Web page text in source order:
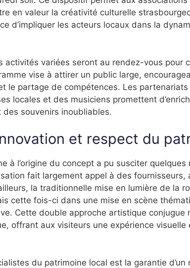
en valeur la créativité culturelle
d’impliquer les acteurs locaux dans la
activités variées seront au rendez-vous pour
vise à attirer un public large,
le partage de compétences. Les partenariats
locales et des musiciens promettent
souvenirs inoubliables.
et respect du
à l’origine du concept a pu susciter quelques
fait largement appel à des fournisseurs,
la traditionnelle mise en lumière de la
cette fois-ci dans une mise en scène
Cette double approche artistique conjugue
offrant aux visiteurs une expérience visuelle
du patrimoine local est la garantie d’un